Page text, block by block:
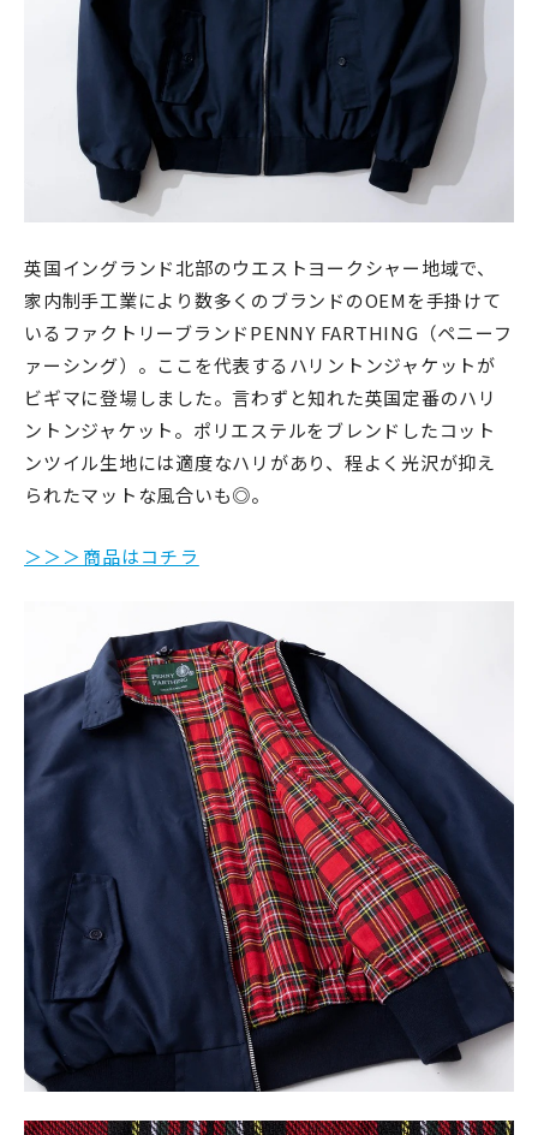
英国イングランド北部のウエストヨークシャー地域で、
家内制手工業により数多くのブランドのOEMを手掛けて
いるファクトリーブランドPENNY FARTHING（ペニーフ
ァーシング）。ここを代表するハリントンジャケットが
ビギマに登場しました。言わずと知れた英国定番のハリ
ントンジャケット。ポリエステルをブレンドしたコット
ンツイル生地には適度なハリがあり、程よく光沢が抑え
られたマットな風合いも◎。
＞＞＞商品はコチラ